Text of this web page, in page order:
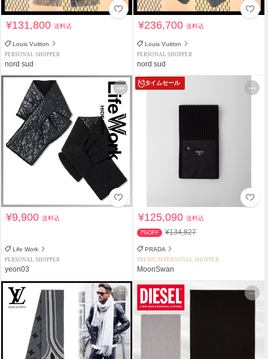
¥131,800送料込
Louis Vuitton
PERSONAL SHOPPER
nord sud
¥236,700送料込
Louis Vuitton
PERSONAL SHOPPER
nord sud
¥9,900送料込
Life Work
PERSONAL SHOPPER
yeon03
タイムセール
¥125,090送料込
7%OFF ¥134,827
PRADA
PREMIUM PERSONAL SHOPPER
MoonSwan